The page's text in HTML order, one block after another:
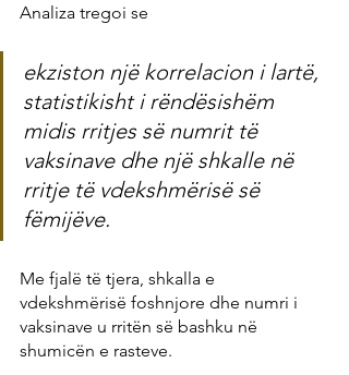
Analiza tregoi se
ekziston një korrelacion i lartë,
statistikisht i rëndësishëm
midis rritjes së numrit të
vaksinave dhe një shkalle në
rritje të vdekshmërisë së
fëmijëve.
Me fjalë të tjera, shkalla e
vdekshmërisë foshnjore dhe numri i
vaksinave u rritën së bashku në
shumicën e rasteve.